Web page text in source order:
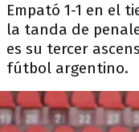
Empató 1-1 en el
la tanda de
es su tercer
fútbol argentino.